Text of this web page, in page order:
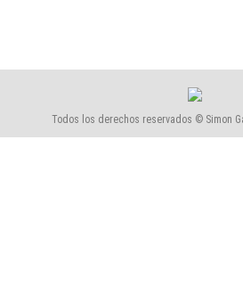
Todos los derechos reservados © Simon